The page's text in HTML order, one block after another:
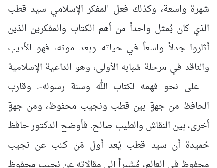
شهرة واسعة، وكذلك فعل المفكر الإسلامي سيد قطب
الذي كان يُمثل واحداً من أهم الكتاب والمفكرين الذين
أثاروا جدلاً واسعاً في حياته وبعد موته، فهو الأديب
والناقد في مرحلة شبابه الأولى، وهو الداعية الإسلامية
– على نحو فهمه لكتاب الله وسنة رسوله-. وقارب
الحافظ من جهةٍ بين قطب ونجيب محفوظ، ومن جهةٍ
أخرى، بين النقاش والطيب صالح. فأوضح الدكتور حافظ
حُميدة أن سيد قطب يُعد أول مَنْ كتب عن نجيب